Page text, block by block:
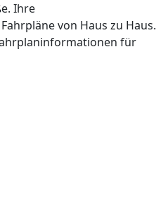
Ihre
von Haus zu Haus.
für